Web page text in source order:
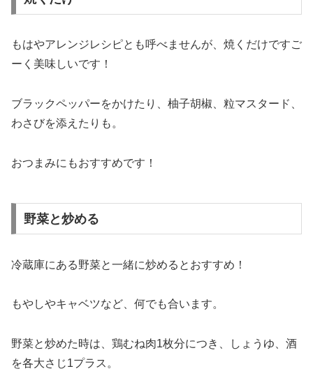
もはやアレンジレシピとも呼べませんが、焼くだけですご
ーく美味しいです！
ブラックペッパーをかけたり、柚子胡椒、粒マスタード、
わさびを添えたりも。
おつまみにもおすすめです！
野菜と炒める
冷蔵庫にある野菜と一緒に炒めるとおすすめ！
もやしやキャベツなど、何でも合います。
野菜と炒めた時は、鶏むね肉1枚分につき、しょうゆ、酒
を各大さじ1プラス。